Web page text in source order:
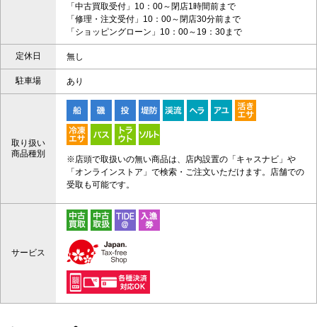
「中古買取受付」10：00～閉店1時間前まで
「修理・注文受付」10：00～閉店30分前まで
「ショッピングローン」10：00～19：30まで
定休日 無し
駐車場 あり
取り扱い
商品種別
※店頭で取扱いの無い商品は、店内設置の「キャスナビ」や
「オンラインストア」で検索・ご注文いただけます。店舗での
受取も可能です。
サービス